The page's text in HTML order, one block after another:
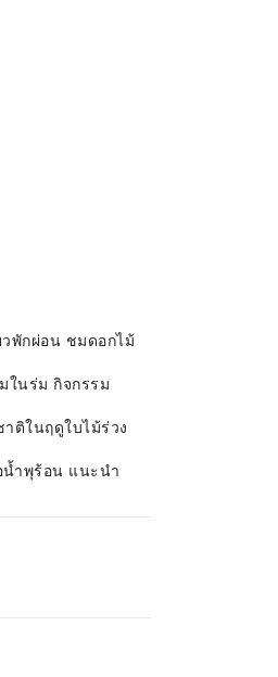
พักผ่อน ชมดอกไม้
ในร่ม กิจกรรม
ติในฤดูใบไม้ร่วง
น้ำพุร้อน แนะนำ